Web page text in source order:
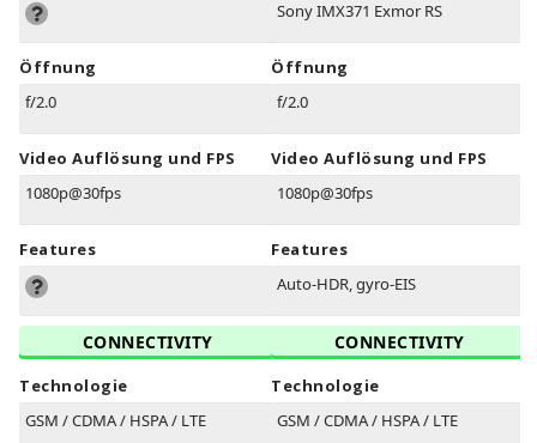
Öffnung
f/2.0
Video Auflösung und FPS
1080p@30fps
Features
CONNECTIVITY
Technologie
GSM / CDMA / HSPA / LTE
Sony IMX371 Exmor RS
Öffnung
f/2.0
Video Auflösung und FPS
1080p@30fps
Features
Auto-HDR, gyro-EIS
CONNECTIVITY
Technologie
GSM / CDMA / HSPA / LTE